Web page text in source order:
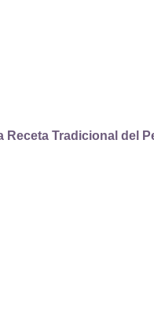
Receta Tradicional del